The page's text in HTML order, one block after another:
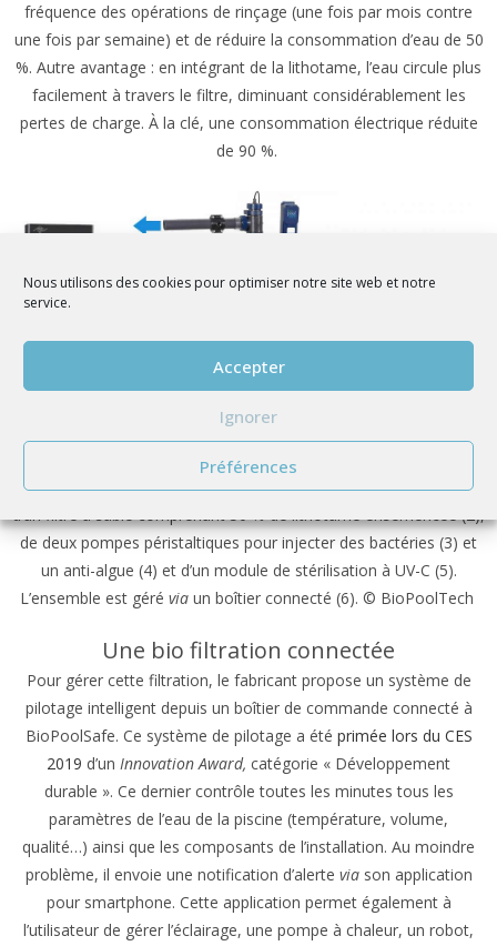
Nous utilisons des cookies pour optimiser notre site web et notre
service.
Accepter
Ignorer
Préférences
fréquence des opérations de rinçage (une fois par mois contre
une fois par semaine) et de réduire la consommation d’eau de 50
%. Autre avantage : en intégrant de la lithotame, l’eau circule plus
facilement à travers le filtre, diminuant considérablement les
pertes de charge. À la clé, une consommation électrique réduite
de 90 %.
Le principe de filtration Biolitho se compose d’une pompe (1),
d’un filtre à sable comprenant 50 % de lithotame ensemencée (2),
de deux pompes péristaltiques pour injecter des bactéries (3) et
un anti-algue (4) et d’un module de stérilisation à UV-C (5).
L’ensemble est géré viaun boîtier connecté (6). © BioPoolTech
Une bio filtration connectée
Pour gérer cette filtration, le fabricant propose un système de
pilotage intelligent depuis un boîtier de commande connecté à
BioPoolSafe. Ce système de pilotage a été primée lors du CES
2019 d’un Innovation Award, catégorie « Développement
durable ». Ce dernier contrôle toutes les minutes tous les
paramètres de l’eau de la piscine (température, volume,
qualité…) ainsi que les composants de l’installation. Au moindre
problème, il envoie une notification d’alerte viason application
pour smartphone. Cette application permet également à
l’utilisateur de gérer l’éclairage, une pompe à chaleur, un robot,